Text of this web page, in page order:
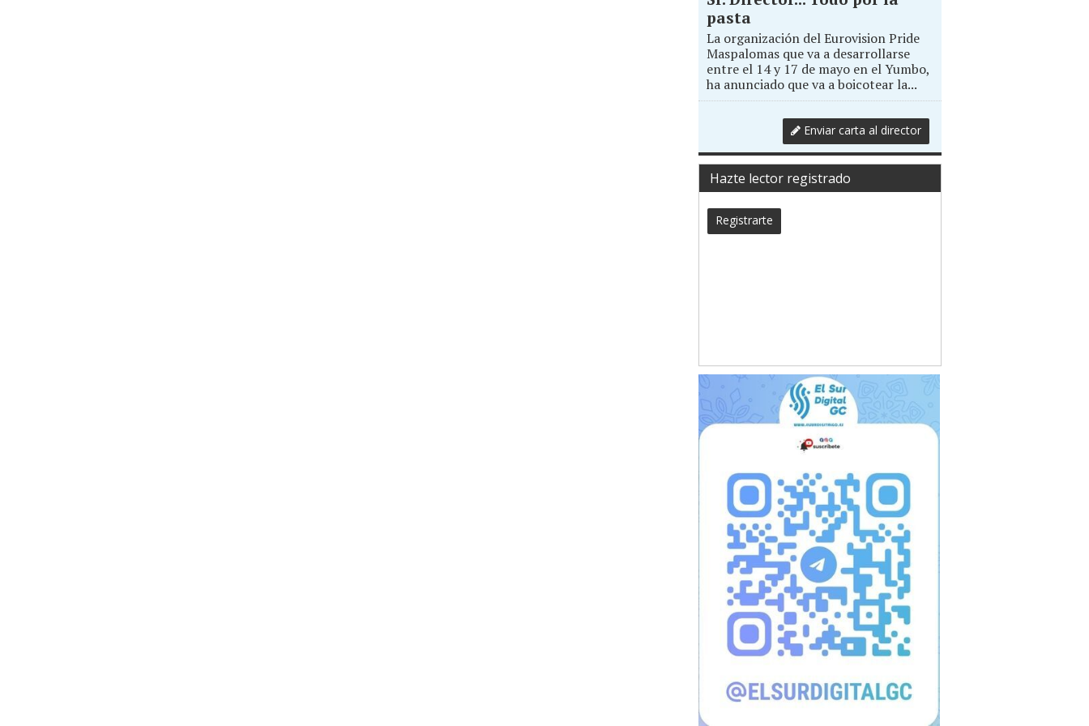
pasta
La organización del Eurovision Pride
Maspalomas que va a desarrollarse
entre el 14 y 17 de mayo en el Yumbo,
ha anunciado que va a boicotear la...
Enviar carta al director
Hazte lector registrado
Registrarte